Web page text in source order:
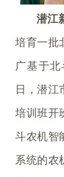
潜江
培育一批
广基于
日，潜江
培训班开
斗农机智
系统的农